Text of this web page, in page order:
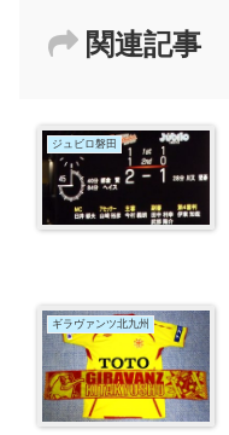
関連記事
ジュビロ磐田
ギラヴァンツ北九州